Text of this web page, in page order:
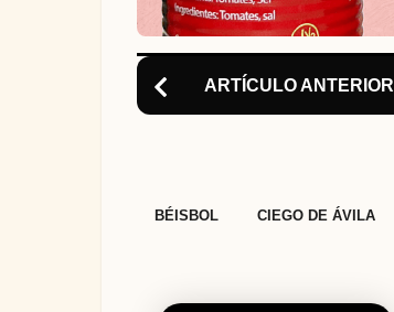
ARTÍCULO ANTERIOR
BÉISBOL CIEGO DE ÁVILA